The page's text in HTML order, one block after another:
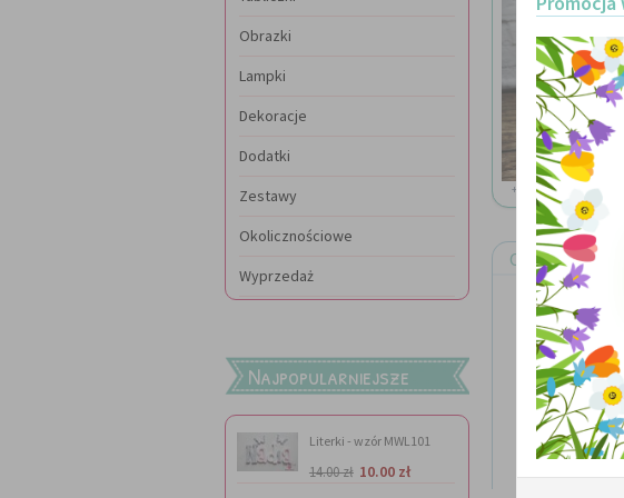
Obrazki
Lampki
Dekoracje
Dodatki
Zestawy
Okolicznościowe
Wyprzedaż
Najpopularniejsze
Literki - wzór MWL101
14.00 zł 10.00 zł
+ ZOOM
Opis produktu